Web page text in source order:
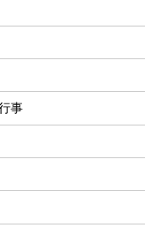
事